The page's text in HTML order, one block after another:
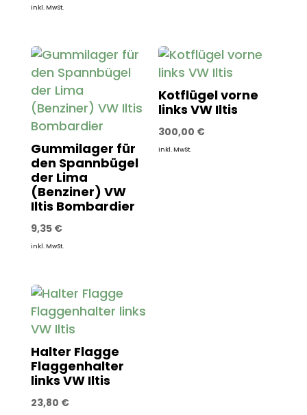
inkl. MwSt.
Gummilager für
den Spannbügel
der Lima
(Benziner) VW
Iltis Bombardier
9,35 €
inkl. MwSt.
Kotflügel vorne
links VW Iltis
300,00 €
inkl. MwSt.
Halter Flagge
Flaggenhalter
links VW Iltis
23,80 €